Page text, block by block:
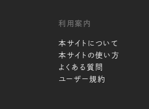
利用案内
本サイトについて
本サイトの使い方
よくある質問
ユーザー規約